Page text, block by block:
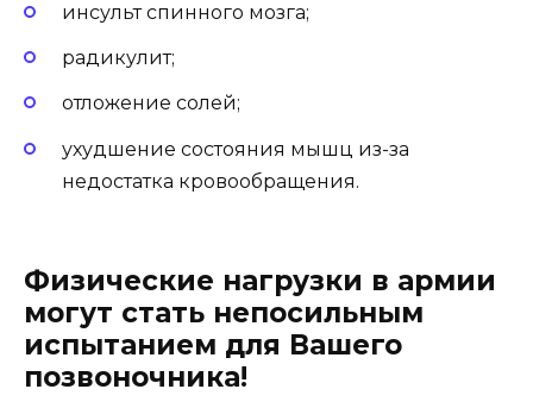
инсульт спинного мозга;
радикулит;
отложение солей;
ухудшение состояния мышц из-за
недостатка кровообращения.
Физические нагрузки в армии
могут стать непосильным
испытанием для Вашего
позвоночника!